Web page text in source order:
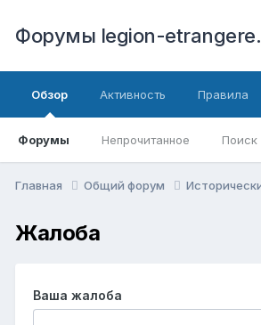
Форумы legion-
Обзор
Форумы Непрочитанное Поиск
Активность Правила
Главная Общий форум
Жалоба
Ваша жалоба